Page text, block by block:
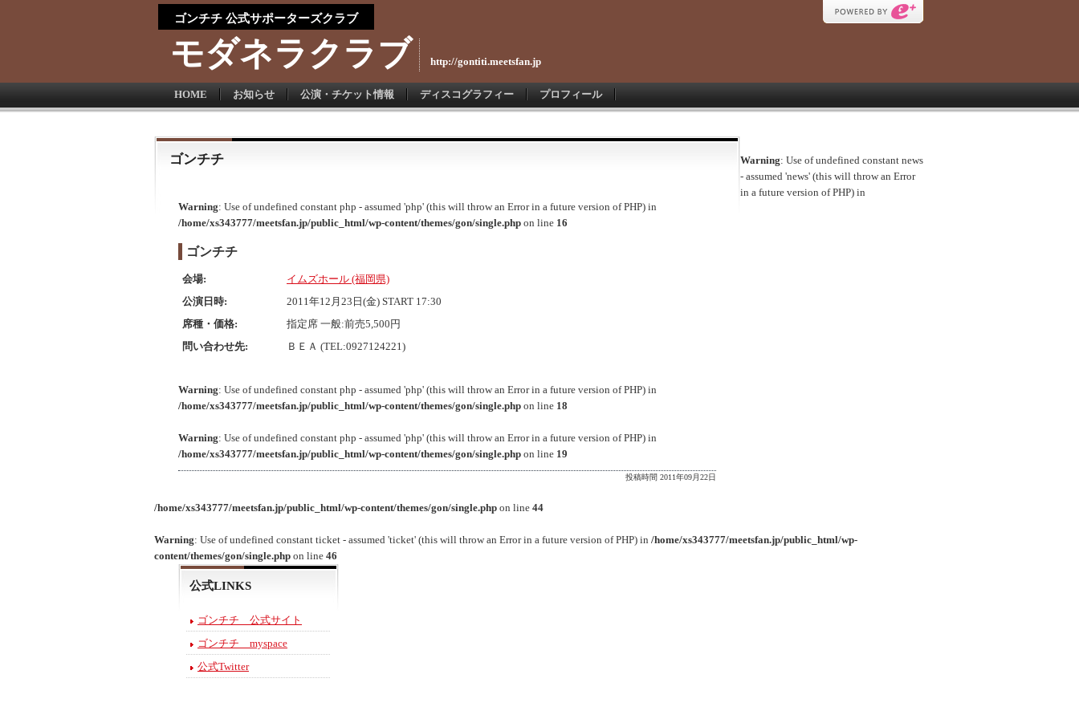
ゴンチチ 公式サポーターズクラブ
モダネラクラブ http://gontiti.meetsfan.jp
HOME お知らせ 公演・チケット情報 ディスコグラフィー プロフィール
ゴンチチ
Warning: Use of undefined constant php - assumed 'php' (this will throw an Error in a future version of PHP) in
/home/xs343777/meetsfan.jp/public_html/wp-content/themes/gon/single.php on line 16
ゴンチチ
会場:
イムズホール (福岡県)
公演日時:
2011年12月23日(金) START 17:30
席種・価格:
指定席 一般:前売5,500円
問い合わせ先:
ＢＥＡ (TEL:0927124221)
Warning: Use of undefined constant php - assumed 'php' (this will throw an Error in a future version of PHP) in
/home/xs343777/meetsfan.jp/public_html/wp-content/themes/gon/single.php on line 18
Warning: Use of undefined constant php - assumed 'php' (this will throw an Error in a future version of PHP) in
/home/xs343777/meetsfan.jp/public_html/wp-content/themes/gon/single.php on line 19
投稿時間 2011年09月22日
Warning: Use of undefined constant news
- assumed 'news' (this will throw an Error
in a future version of PHP) in
/home/xs343777/meetsfan.jp/public_html/wp-content/themes/gon/single.php on line 44
Warning: Use of undefined constant ticket - assumed 'ticket' (this will throw an Error in a future version of PHP) in /home/xs343777/meetsfan.jp/public_html/wp-
content/themes/gon/single.php on line 46
公式LINKS
ゴンチチ 公式サイト
ゴンチチ myspace
公式Twitter